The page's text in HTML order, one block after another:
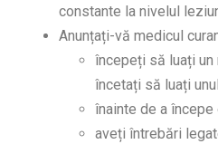
constante la nivelul
Anunțați-vă medicul
începeți să luați un
încetați să luați
înainte de a
aveți întrebări